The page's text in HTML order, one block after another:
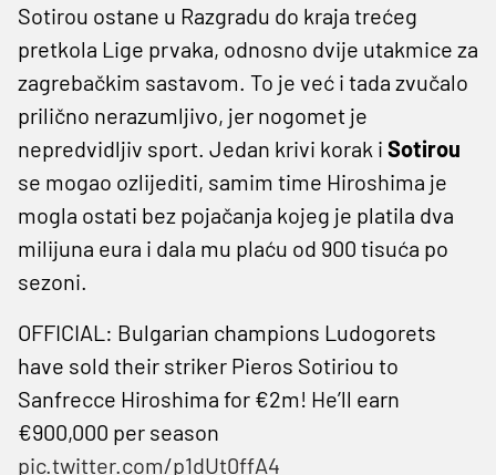
Sotirou ostane u Razgradu do kraja trećeg
pretkola Lige prvaka, odnosno dvije utakmice za
zagrebačkim sastavom. To je već i tada zvučalo
prilično nerazumljivo, jer nogomet je
nepredvidljiv sport. Jedan krivi korak i Sotirou
se mogao ozlijediti, samim time Hiroshima je
mogla ostati bez pojačanja kojeg je platila dva
milijuna eura i dala mu plaću od 900 tisuća po
sezoni.
OFFICIAL: Bulgarian champions Ludogorets
have sold their striker Pieros Sotiriou to
Sanfrecce Hiroshima for €2m! He’ll earn
€900,000 per season
pic.twitter.com/p1dUt0ffA4